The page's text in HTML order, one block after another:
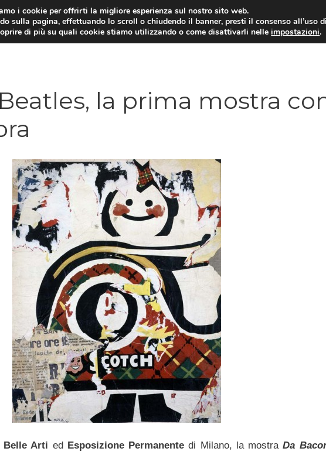
la prima mostra
Belle Arti ed Esposizione Permanente di Milano, la mostraDa
i cookie per offrirti la migliore esperienza sul nostro sito web.
sulla pagina, effettuando lo scroll o chiudendo il banner, presti il consenso all’uso
di più su quali cookie stiamo utilizzando o come disattivarli nelleimpostazioni.